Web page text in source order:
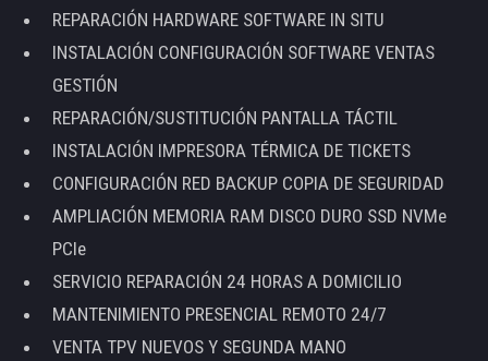
REPARACIÓN HARDWARE SOFTWARE IN SITU
INSTALACIÓN CONFIGURACIÓN SOFTWARE VENTAS
GESTIÓN
REPARACIÓN/SUSTITUCIÓN PANTALLA TÁCTIL
INSTALACIÓN IMPRESORA TÉRMICA DE TICKETS
CONFIGURACIÓN RED BACKUP COPIA DE SEGURIDAD
AMPLIACIÓN MEMORIA RAM DISCO DURO SSD NVMe
PCIe
SERVICIO REPARACIÓN 24 HORAS A DOMICILIO
MANTENIMIENTO PRESENCIAL REMOTO 24/7
VENTA TPV NUEVOS Y SEGUNDA MANO